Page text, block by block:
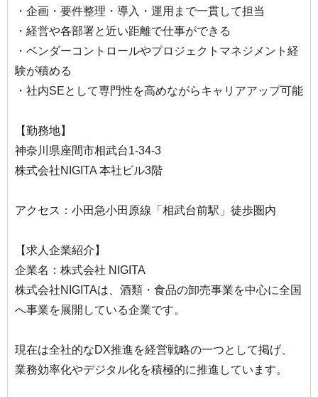
・企画・要件整理・導入・運用まで一貫して担当
・経営や各部署と近い距離で仕事ができる
・ベンダーコントロールやプロジェクトマネジメント経
験が積める
・社内SEとして専門性を高めながらキャリアアップ可能
【勤務地】
神奈川県座間市相武台1-34-3
株式会社NIGITA 本社ビル3階
アクセス：小田急小田原線「相武台前駅」徒歩圏内
【求人企業紹介】
企業名：株式会社 NIGITA
株式会社NIGITAは、酒類・食品の卸売事業を中心に全国
へ事業を展開している企業です。
現在は全社的なDX推進を経営戦略の一つとして掲げ、
業務効率化やデジタル化を積極的に推進しています。